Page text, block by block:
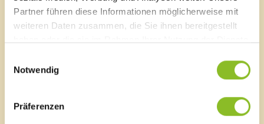
Partner führen diese Informationen möglicherweise mit
weiteren Daten zusammen, die Sie ihnen bereitgestellt
Notwendig
Präferenzen
Lageplan
Schnellzugriff